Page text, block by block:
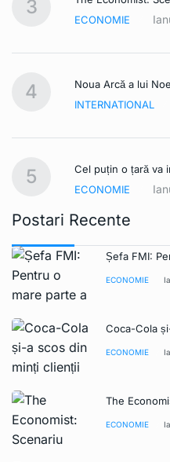
3
ECONOMIE
4
Noua Arcă a lui
INTERNATIONAL
5
Cel puțin o țară va
ECONOMIE
Postari Recente
Șefa FMI:
ECONOMIE
Coca-Cola
ECONOMIE
The
ECONOMIE